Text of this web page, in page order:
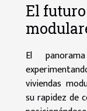
El
El
viviendas
su rapidez de